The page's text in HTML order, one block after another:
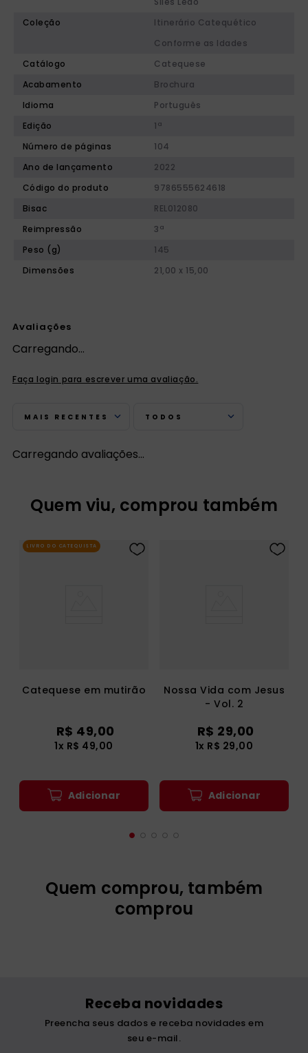
Coleção
Itinerário Catequético
Conforme as Idades
Catálogo
Catequese
Acabamento
Brochura
Idioma
Português
Edição
1ª
Número de páginas
104
Ano de lançamento
2022
Código do produto
9786555624618
Bisac
REL012080
Reimpressão
3ª
Peso (g)
145
Dimensões
21,00 x 15,00
Avaliações
Carregando…
Faça login para escrever uma avaliação.
MAIS RECENTES TODOS
Carregando avaliações…
Quem viu, comprou também
LIVRO DO CATEQUISTA
Catequese em mutirão
R$ 49,00
1x R$ 49,00
Adicionar
Nossa Vida com Jesus
- Vol. 2
R$ 29,00
1x R$ 29,00
Adicionar
Quem comprou, também
comprou
Receba novidades
Preencha seus dados e receba novidades em
seu e-mail.